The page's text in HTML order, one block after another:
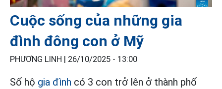
Cuộc sống của những gia
đình đông con ở Mỹ
PHƯƠNG LINH | 26/10/2025 - 13:00
Số hộ gia đình có 3 con trở lên ở thành phố